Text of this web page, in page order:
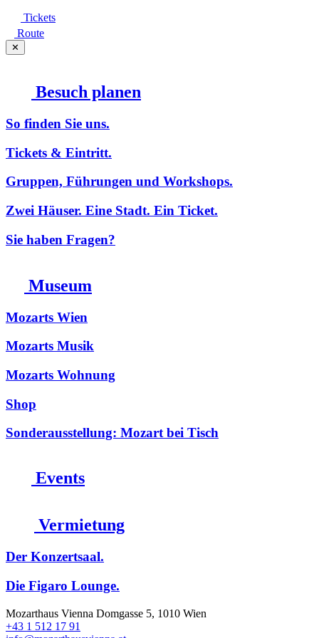
Tickets
Route
✕
Besuch planen
So finden Sie uns.
Tickets & Eintritt.
Gruppen, Führungen und Workshops.
Zwei Häuser. Eine Stadt. Ein Ticket.
Sie haben Fragen?
Museum
Mozarts Wien
Mozarts Musik
Mozarts Wohnung
Shop
Sonderausstellung: Mozart bei Tisch
Events
Vermietung
Der Konzertsaal.
Die Figaro Lounge.
Mozarthaus Vienna Domgasse 5, 1010 Wien
+43 1 512 17 91